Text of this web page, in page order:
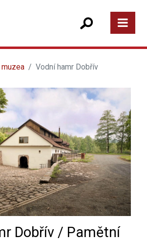
muzea Vodní hamr Dobřív
Dobřív / Pamětní